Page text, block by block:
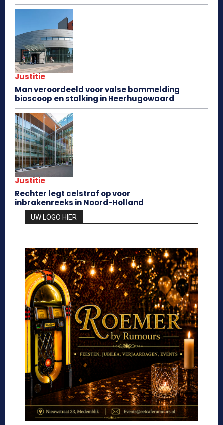
Justitie
Man veroordeeld voor valse bommelding
bioscoop en stalking in Heerhugowaard
Justitie
Rechter legt celstraf op voor
inbrakenreeks in Noord-Holland
UW LOGO HIER